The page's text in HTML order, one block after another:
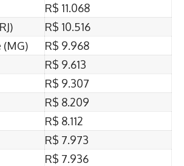
R$ 11.068
R$ 10.516
R$ 9.968
R$ 9.613
R$ 9.307
R$ 8.209
R$ 8.112
R$ 7.973
R$ 7.936